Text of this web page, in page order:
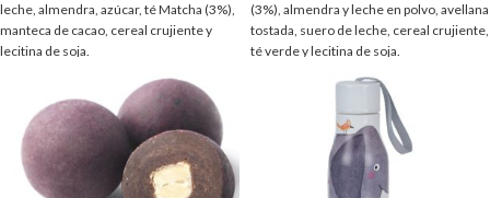
leche, almendra, azúcar, té Matcha (3%),
manteca de cacao, cereal crujiente y
lecitina de soja.
(3%), almendra y leche en polvo, avellana
tostada, suero de leche, cereal crujiente,
té verde y lecitina de soja.